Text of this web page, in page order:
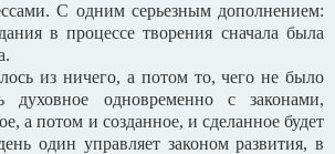
С одним серьезным дополнением:
в процессе творения сначала была
из ничего, а потом то, чего не было
духовное одновременно с законами,
а потом и созданное, и сделанное будет
один управляет законом развития, в